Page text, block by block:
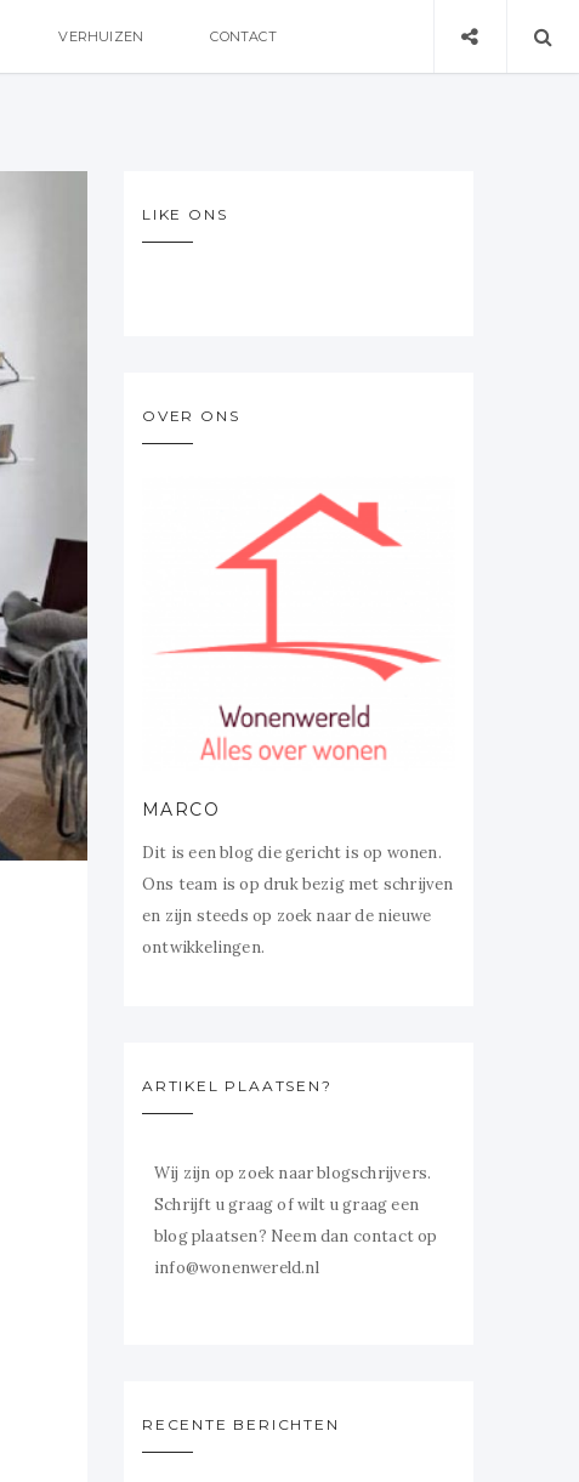
VERHUIZEN CONTACT
LIKE ONS
OVER ONS
MARCO
Dit is een blog die gericht is op wonen.
Ons team is op druk bezig met schrijven
en zijn steeds op zoek naar de nieuwe
ontwikkelingen.
ARTIKEL PLAATSEN?
Wij zijn op zoek naar blogschrijvers.
Schrijft u graag of wilt u graag een
blog plaatsen? Neem dan contact op
info@wonenwereld.nl
RECENTE BERICHTEN